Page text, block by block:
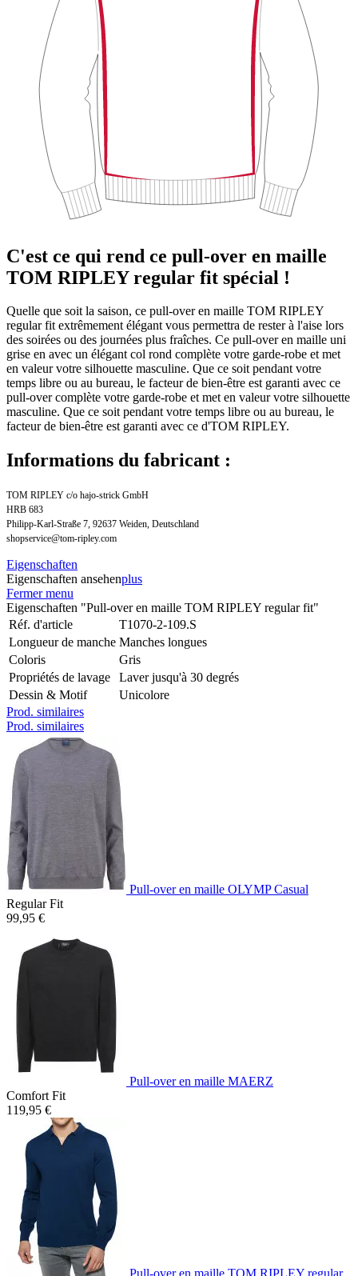
C'est ce qui rend ce pull-over en maille
TOM RIPLEY regular fit spécial !
Quelle que soit la saison, ce pull-over en maille TOM RIPLEY
regular fit extrêmement élégant vous permettra de rester à l'aise lors
des soirées ou des journées plus fraîches. Ce pull-over en maille uni
grise en avec un élégant col rond complète votre garde-robe et met
en valeur votre silhouette masculine. Que ce soit pendant votre
temps libre ou au bureau, le facteur de bien-être est garanti avec ce
pull-over complète votre garde-robe et met en valeur votre silhouette
masculine. Que ce soit pendant votre temps libre ou au bureau, le
facteur de bien-être est garanti avec ce d'TOM RIPLEY.
Informations du fabricant :
TOM RIPLEY c/o hajo-strick GmbH
HRB 683
Philipp-Karl-Straße 7, 92637 Weiden, Deutschland
shopservice@tom-ripley.com
Eigenschaften
Eigenschaften ansehenplus
Fermer menu
Eigenschaften "Pull-over en maille TOM RIPLEY regular fit"
Réf. d'article
T1070-2-109.S
Longueur de manche Manches longues
Coloris
Gris
Propriétés de lavage
Laver jusqu'à 30 degrés
Dessin & Motif
Unicolore
Prod. similaires
Prod. similaires
Pull-over en maille OLYMP Casual
Regular Fit
99,95 €
Pull-over en maille MAERZ
Comfort Fit
119,95 €